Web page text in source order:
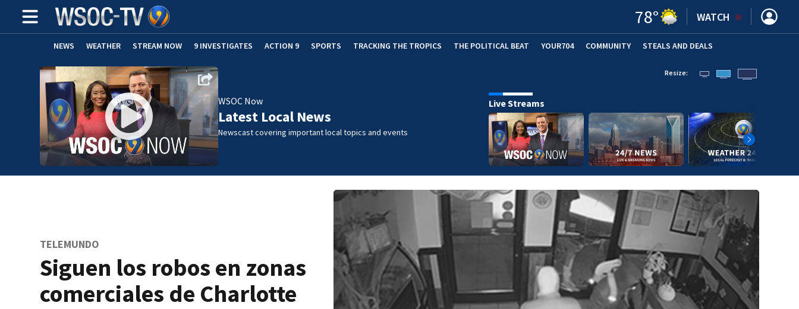
78° WATCH
NEWS WEATHER STREAM NOW 9 INVESTIGATES ACTION 9 SPORTS TRACKING THE TROPICS THE POLITICAL BEAT YOUR704 COMMUNITY STEALS AND DEALS
WSOC Now
Latest Local News
Newscast covering important local topics and events
Resize:
Live Streams
TELEMUNDO
Siguen los robos en zonas
comerciales de Charlotte